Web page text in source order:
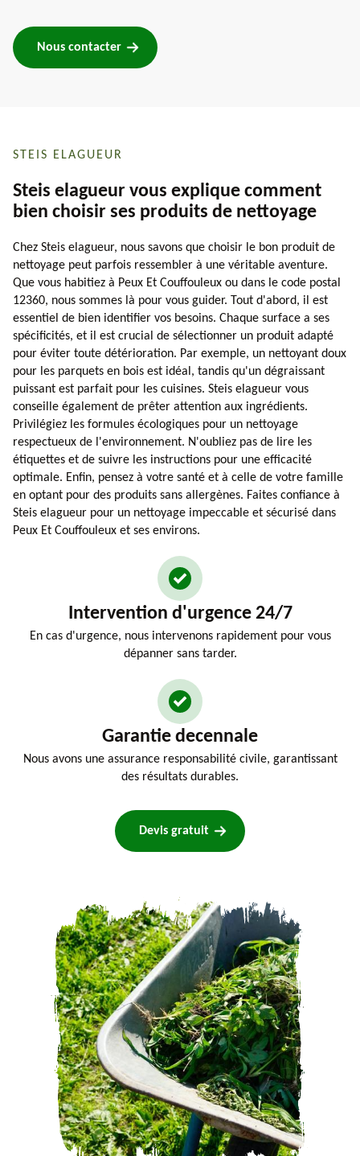
Nous contacter
STEIS ELAGUEUR
Steis elagueur vous explique comment
bien choisir ses produits de nettoyage
Chez Steis elagueur, nous savons que choisir le bon produit de
nettoyage peut parfois ressembler à une véritable aventure.
Que vous habitiez à Peux Et Couffouleux ou dans le code postal
12360, nous sommes là pour vous guider. Tout d'abord, il est
essentiel de bien identifier vos besoins. Chaque surface a ses
spécificités, et il est crucial de sélectionner un produit adapté
pour éviter toute détérioration. Par exemple, un nettoyant doux
pour les parquets en bois est idéal, tandis qu'un dégraissant
puissant est parfait pour les cuisines. Steis elagueur vous
conseille également de prêter attention aux ingrédients.
Privilégiez les formules écologiques pour un nettoyage
respectueux de l'environnement. N'oubliez pas de lire les
étiquettes et de suivre les instructions pour une efficacité
optimale. Enfin, pensez à votre santé et à celle de votre famille
en optant pour des produits sans allergènes. Faites confiance à
Steis elagueur pour un nettoyage impeccable et sécurisé dans
Peux Et Couffouleux et ses environs.
Intervention d'urgence 24/7
En cas d'urgence, nous intervenons rapidement pour vous
dépanner sans tarder.
Garantie decennale
Nous avons une assurance responsabilité civile, garantissant
des résultats durables.
Devis gratuit